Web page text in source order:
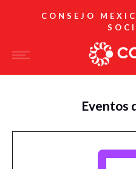
CONSEJO
Eventos